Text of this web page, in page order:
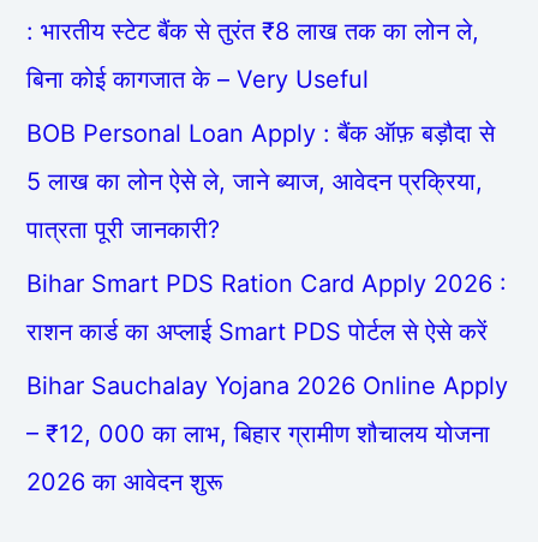
: भारतीय स्टेट बैंक से तुरंत ₹8 लाख तक का लोन ले,
बिना कोई कागजात के – Very Useful
BOB Personal Loan Apply : बैंक ऑफ़ बड़ौदा से
5 लाख का लोन ऐसे ले, जाने ब्याज, आवेदन प्रक्रिया,
पात्रता पूरी जानकारी?
Bihar Smart PDS Ration Card Apply 2026 :
राशन कार्ड का अप्लाई Smart PDS पोर्टल से ऐसे करें
Bihar Sauchalay Yojana 2026 Online Apply
– ₹12, 000 का लाभ, बिहार ग्रामीण शौचालय योजना
2026 का आवेदन शुरू